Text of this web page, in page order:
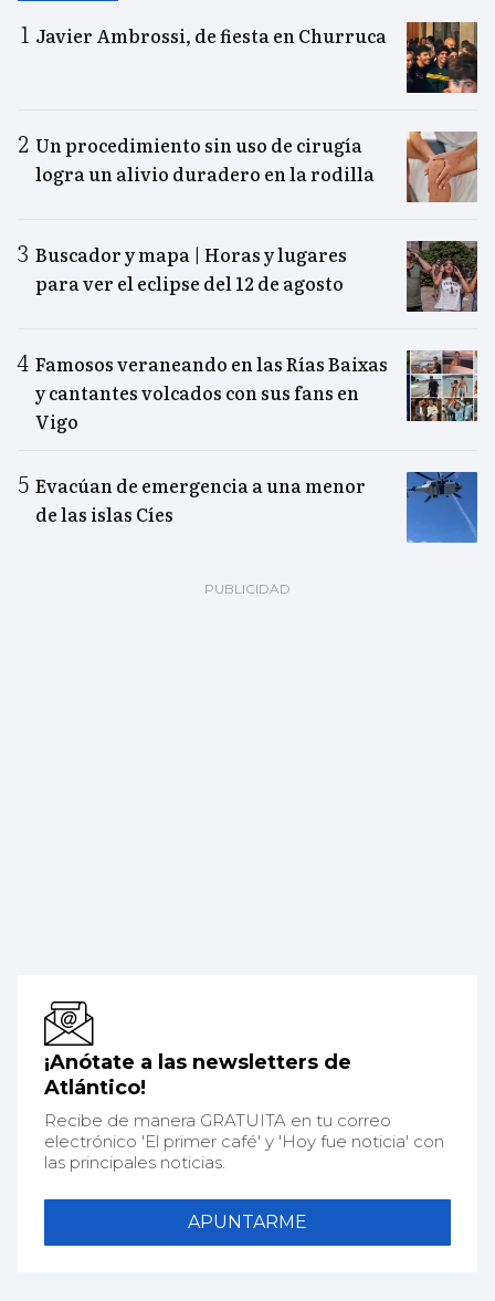
Javier Ambrossi, de fiesta en Churruca
Un procedimiento sin uso de cirugía
logra un alivio duradero en la rodilla
Buscador y mapa | Horas y lugares
para ver el eclipse del 12 de agosto
Famosos veraneando en las Rías Baixas
y cantantes volcados con sus fans en
Vigo
Evacúan de emergencia a una menor
de las islas Cíes
¡Anótate a las newsletters de
Atlántico!
Recibe de manera GRATUITA en tu correo
electrónico 'El primer café' y 'Hoy fue noticia' con
las principales noticias.
APUNTARME